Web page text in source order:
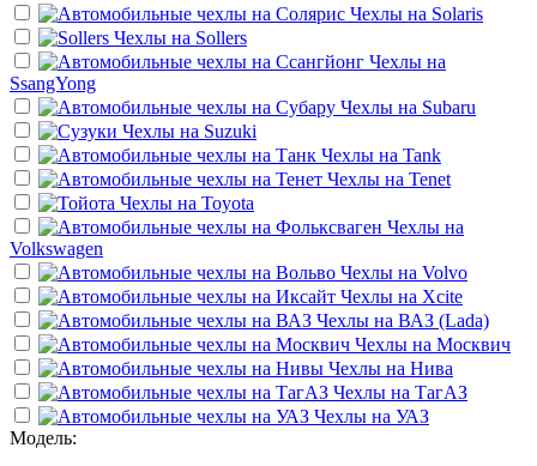
Чехлы на Solaris
Чехлы на Sollers
Чехлы на
SsangYong
Чехлы на Subaru
Чехлы на Suzuki
Чехлы на Tank
Чехлы на Tenet
Чехлы на Toyota
Чехлы на
Volkswagen
Чехлы на Volvo
Чехлы на Xcite
Чехлы на ВАЗ (Lada)
Чехлы на Москвич
Чехлы на Нива
Чехлы на ТагАЗ
Чехлы на УАЗ
Модель: